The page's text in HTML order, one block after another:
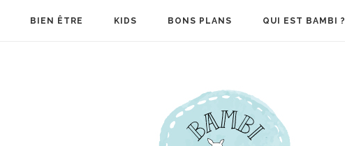
BIEN ÊTRE KIDS BONS PLANS QUI EST BAMBI ?